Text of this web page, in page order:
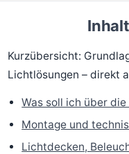
Kurzübersicht:
Lichtlösungen – direkt
Was soll ich über
Montage und
Lichtdecken,